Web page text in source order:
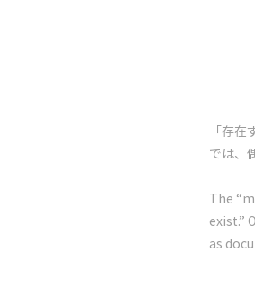
「存
では、
The
exist.”
as